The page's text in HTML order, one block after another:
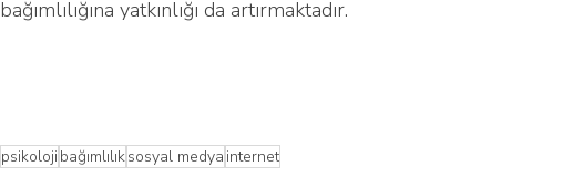
bağımlılığına yatkınlığı da artırmaktadır.
psikoloji bağımlılıksosyal medya internet